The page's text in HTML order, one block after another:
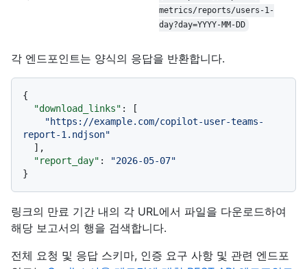
metrics/reports/users-1-
day?day=YYYY-MM-DD
각 엔드포인트는 양식의 응답을 반환합니다.
{
"download_links" :
[
"https://example.com/copilot-user-teams-
report-1.ndjson"
] ,
"report_day" :
"2026-05-07"
}
링크의 만료 기간 내의 각 URL에서 파일을 다운로드하여
해당 보고서의 행을 검색합니다.
전체 요청 및 응답 스키마, 인증 요구 사항 및 관련 엔드포